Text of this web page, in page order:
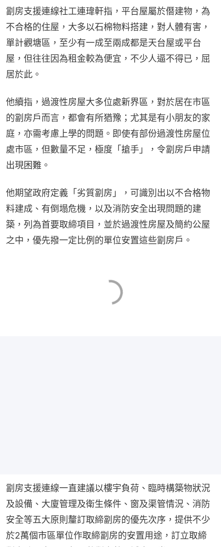
劏房支援連線社工連瑋軒指，平台屋屬於僭建物，為
不合格的住屋，大多以石棉物料搭建，對人體有害，
單計觀塘區，至少有一成至兩成都是天台屋或平台
屋，但往往因為租金較為便宜，不少人逼不得已，屈
居於此。
他續指，過渡性房屋大多位處新界區，對於居在市區
的劏房戶而言，都會有所猶豫；尤其是有小朋友的家
庭，亦需考慮上學的問題。即使有部份過渡性房屋位
處市區，但數量不足，極度「搶手」，令劏房戶申請
出現困難。
他期望政府定義「劣質劏房」，可識別出以不合格物
料建成、有倒塌危機，以及消防安全出現問題的建
築，列為首要取締項目，並於過渡性房屋及簡約公屋
之中，優先撥一定比例的單位安置這些劏房戶。
劏房支援連線一直建議以樓宇負荷、臨時構築物狀況
及設備、大廈管理及衛生條件、窗及渠管情況、消防
安全等五大原則釐訂取締劏房的優先次序，提供不少
於2萬個市區單位作取締劏房的安置用途，訂立取締